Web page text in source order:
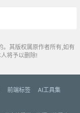
。其版权属原作者所有,如有
将予以删除!
前端标签
AI工具集